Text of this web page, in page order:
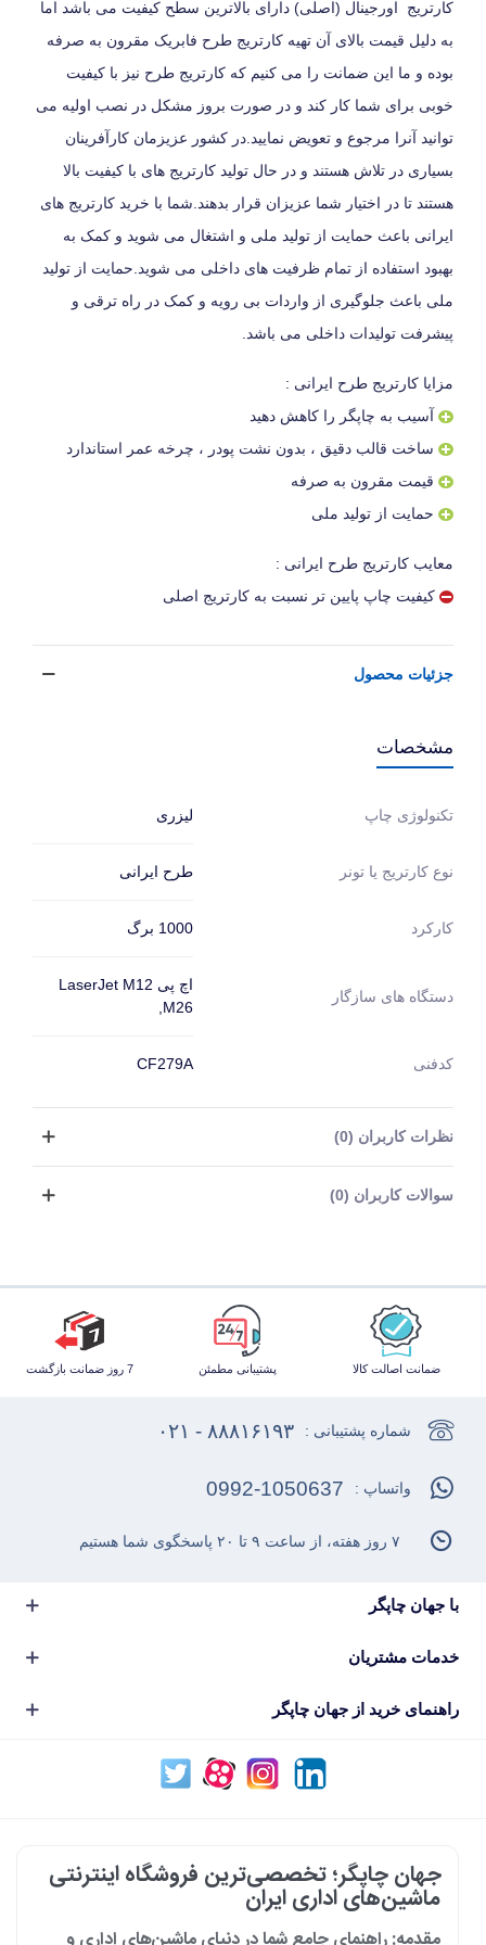
کارتریج اورجینال (اصلی) دارای بالاترین سطح کیفیت می باشد اما
به دلیل قیمت بالای آن تهیه کارتریج طرح فابریک مقرون به صرفه
بوده و ما این ضمانت را می کنیم که کارتریج طرح نیز با کیفیت
خوبی برای شما کار کند و در صورت بروز مشکل در نصب اولیه می
توانید آنرا مرجوع و تعویض نمایید.در کشور عزیزمان کارآفرینان
بسیاری در تلاش هستند و در حال تولید کارتریج های با کیفیت بالا
هستند تا در اختیار شما عزیزان قرار بدهند.شما با خرید کارتریج های
ایرانی باعث حمایت از تولید ملی و اشتغال می شوید و کمک به
بهبود استفاده از تمام ظرفیت های داخلی می شوید.حمایت از تولید
ملی باعث جلوگیری از واردات بی رویه و کمک در راه ترقی و
پیشرفت تولیدات داخلی می باشد.
مزایا کارتریج طرح ایرانی :
آسیب به چاپگر را کاهش دهید
ساخت قالب دقیق ، بدون نشت پودر ، چرخه عمر استاندارد
قیمت مقرون به صرفه
حمایت از تولید ملی
معایب کارتریج طرح ایرانی :
کیفیت چاپ پایین تر نسبت به کارتریج اصلی
جزئیات محصول
مشخصات
تکنولوژی چاپ لیزری
نوع کارتریج یا تونر طرح ایرانی
کارکرد 1000 برگ
دستگاه های سازگار
اچ پی LaserJet M12
,M26
کدفنی CF279A
نظرات کاربران (0)
سوالات کاربران (0)
ضمانت اصالت کالا پشتیبانی مطمئن 7 روز ضمانت بازگشت
با جهان چاپگر
خدمات مشتریان
راهنمای خرید از جهان چاپگر
شماره پشتیبانی : ۸۸۸۱۶۱۹۳ - ۰۲۱
واتساپ : 0992-1050637
۷ روز هفته، از ساعت ۹ تا ۲۰ پاسخگوی شما هستیم
جهان چاپگر؛ تخصصی‌ترین فروشگاه اینترنتی
ماشین‌های اداری ایران